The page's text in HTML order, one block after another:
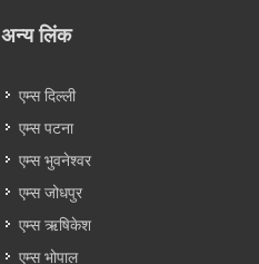
अन्य लिंक
एम्स दिल्ली
एम्स पटना
एम्स भुवनेश्वर
एम्स जोधपुर
एम्स ऋषिकेश
एम्स भोपाल